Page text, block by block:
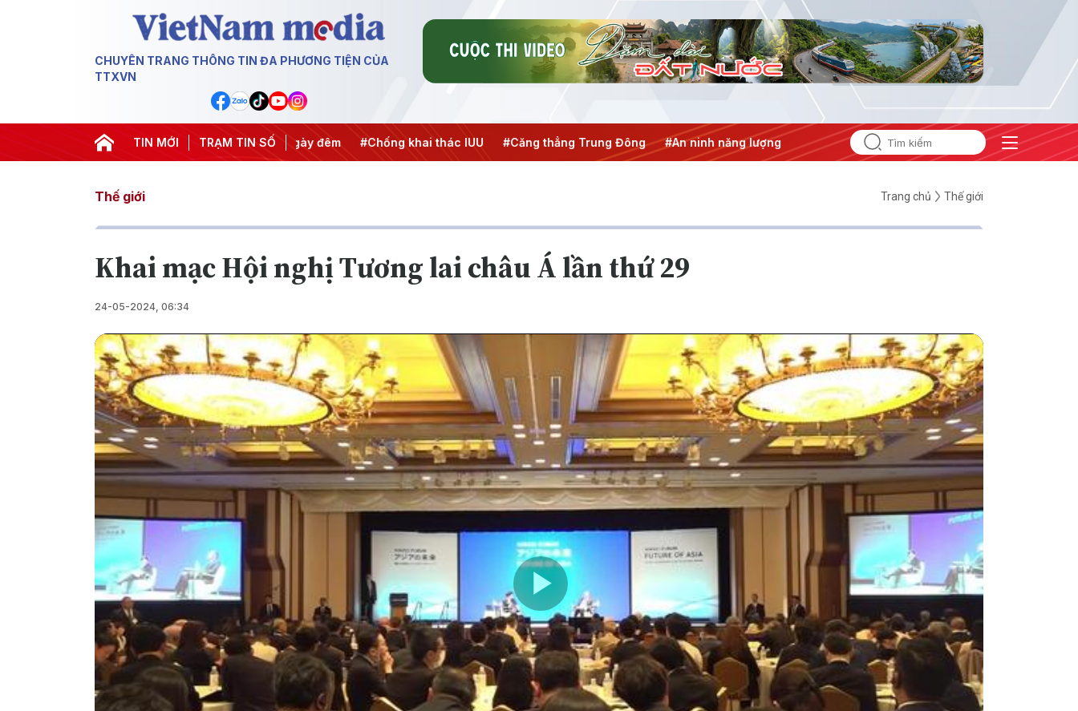
CHUYÊN TRANG THÔNG TIN ĐA PHƯƠNG TIỆN CỦA
TTXVN
TIN MỚI TRẠM TIN SỐ
thành hành động #Chiến dịch 500 ngày đêm #Chống khai thác IUU #Căng thẳng Trung Đông #An ninh năng lượng #Bảo vệ nền tảng tư tưởng của Đảng
Thế giới Trang chủ Thế giới
Khai mạc Hội nghị Tương lai châu Á lần thứ 29
24-05-2024, 06:34
Play
Video